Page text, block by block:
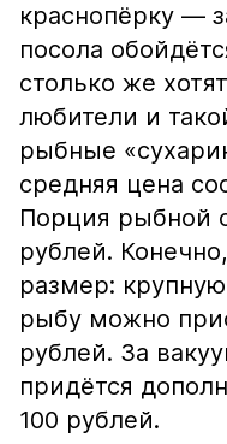
краснопёрку —
посола
столько же
любители и
рыбные
средняя цена
Порция рыбной
рублей.
размер:
рыбу можно
рублей. За
придётся
100 рублей.